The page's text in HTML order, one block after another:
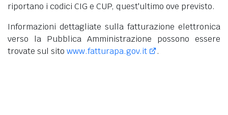
riportano i codici CIG e CUP, quest'ultimo ove previsto.
Informazioni dettagliate sulla fatturazione elettronica
verso la Pubblica Amministrazione possono essere
trovate sul sito www.fatturapa.gov.it .